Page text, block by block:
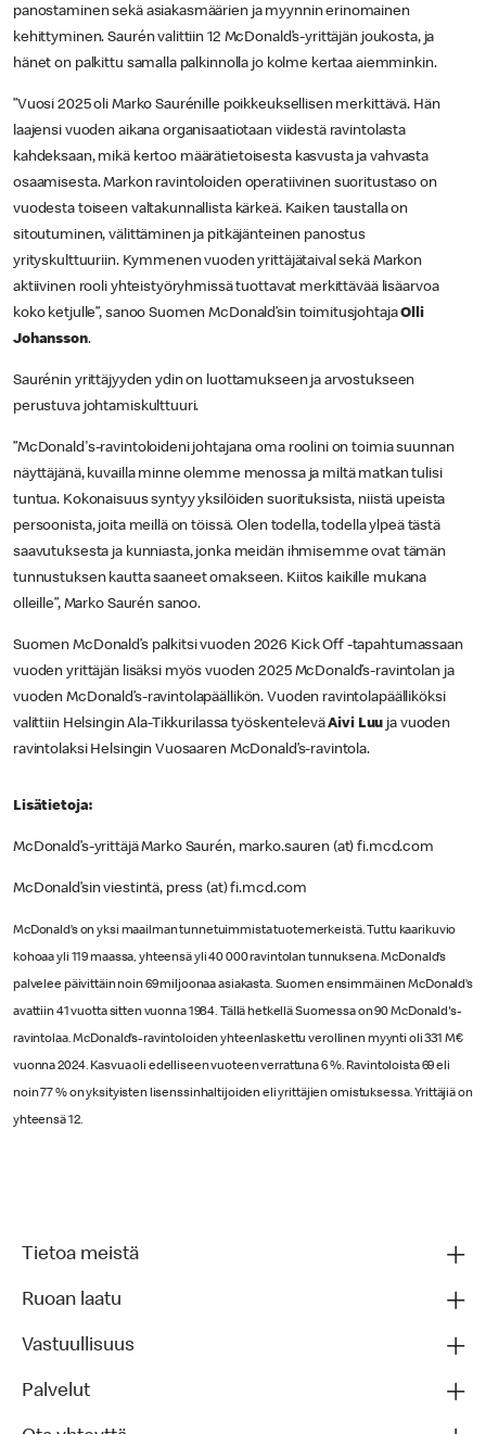
panostaminen sekä asiakasmäärien ja myynnin erinomainen
kehittyminen. Saurén valittiin 12 McDonald’s-yrittäjän joukosta, ja
hänet on palkittu samalla palkinnolla jo kolme kertaa aiemminkin.
”Vuosi 2025 oli Marko Saurénille poikkeuksellisen merkittävä. Hän
laajensi vuoden aikana organisaatiotaan viidestä ravintolasta
kahdeksaan, mikä kertoo määrätietoisesta kasvusta ja vahvasta
osaamisesta. Markon ravintoloiden operatiivinen suoritustaso on
vuodesta toiseen valtakunnallista kärkeä. Kaiken taustalla on
sitoutuminen, välittäminen ja pitkäjänteinen panostus
yrityskulttuuriin. Kymmenen vuoden yrittäjätaival sekä Markon
aktiivinen rooli yhteistyöryhmissä tuottavat merkittävää lisäarvoa
koko ketjulle”, sanoo Suomen McDonald’sin toimitusjohtajaOlli
Johansson.
Saurénin yrittäjyyden ydin on luottamukseen ja arvostukseen
perustuva johtamiskulttuuri.
”McDonald's-ravintoloideni johtajana oma roolini on toimia suunnan
näyttäjänä, kuvailla minne olemme menossa ja miltä matkan tulisi
tuntua. Kokonaisuus syntyy yksilöiden suorituksista, niistä upeista
persoonista, joita meillä on töissä. Olen todella, todella ylpeä tästä
saavutuksesta ja kunniasta, jonka meidän ihmisemme ovat tämän
tunnustuksen kautta saaneet omakseen. Kiitos kaikille mukana
olleille”, Marko Saurén sanoo.
Suomen McDonald’s palkitsi vuoden 2026 Kick Off -tapahtumassaan
vuoden yrittäjän lisäksi myös vuoden 2025 McDonald’s-ravintolan ja
vuoden McDonald’s-ravintolapäällikön. Vuoden ravintolapäälliköksi
valittiin Helsingin Ala-Tikkurilassa työskenteleväAivi Luu ja vuoden
ravintolaksi Helsingin Vuosaaren McDonald’s-ravintola.
Lisätietoja:
McDonald’s-yrittäjä Marko Saurén, marko.sauren (at) fi.mcd.com
McDonald’sin viestintä, press (at) fi.mcd.com
McDonald’s on yksi maailman tunnetuimmista tuotemerkeistä. Tuttu kaarikuvio
kohoaa yli 119 maassa, yhteensä yli 40 000 ravintolan tunnuksena. McDonald’s
palvelee päivittäin noin 69 miljoonaa asiakasta. Suomen ensimmäinen McDonald’s
avattiin 41 vuotta sitten vuonna 1984. Tällä hetkellä Suomessa on 90 McDonald's-
ravintolaa. McDonald’s-ravintoloiden yhteenlaskettu verollinen myynti oli 331 M€
vuonna 2024. Kasvua oli edelliseen vuoteen verrattuna 6 %. Ravintoloista 69 eli
noin 77 % on yksityisten lisenssinhaltijoiden eli yrittäjien omistuksessa. Yrittäjiä on
yhteensä 12.
Tietoa meistä
Ruoan laatu
Vastuullisuus
Palvelut